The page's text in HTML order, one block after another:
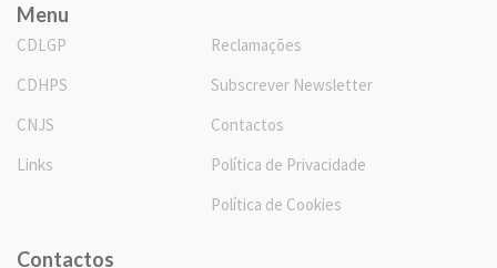
Menu
CDLGP
CDHPS
CNJS
Links
Reclamações
Subscrever Newsletter
Contactos
Política de Privacidade
Política de Cookies
Contactos